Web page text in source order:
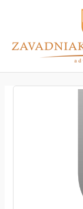
conteúdo